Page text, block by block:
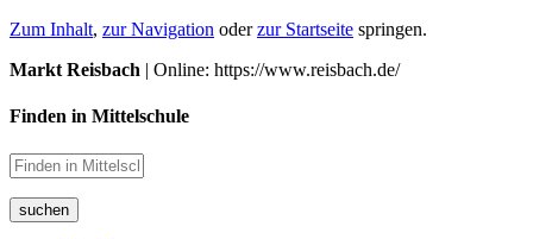
Zum Inhalt, zur Navigation oderzur Startseite springen.
Markt Reisbach | Online: https://www.reisbach.de/
Finden in Mittelschule
suchen